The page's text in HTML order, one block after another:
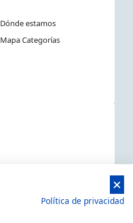
Dónde estamos
Mapa Categorías
Política de privacidad